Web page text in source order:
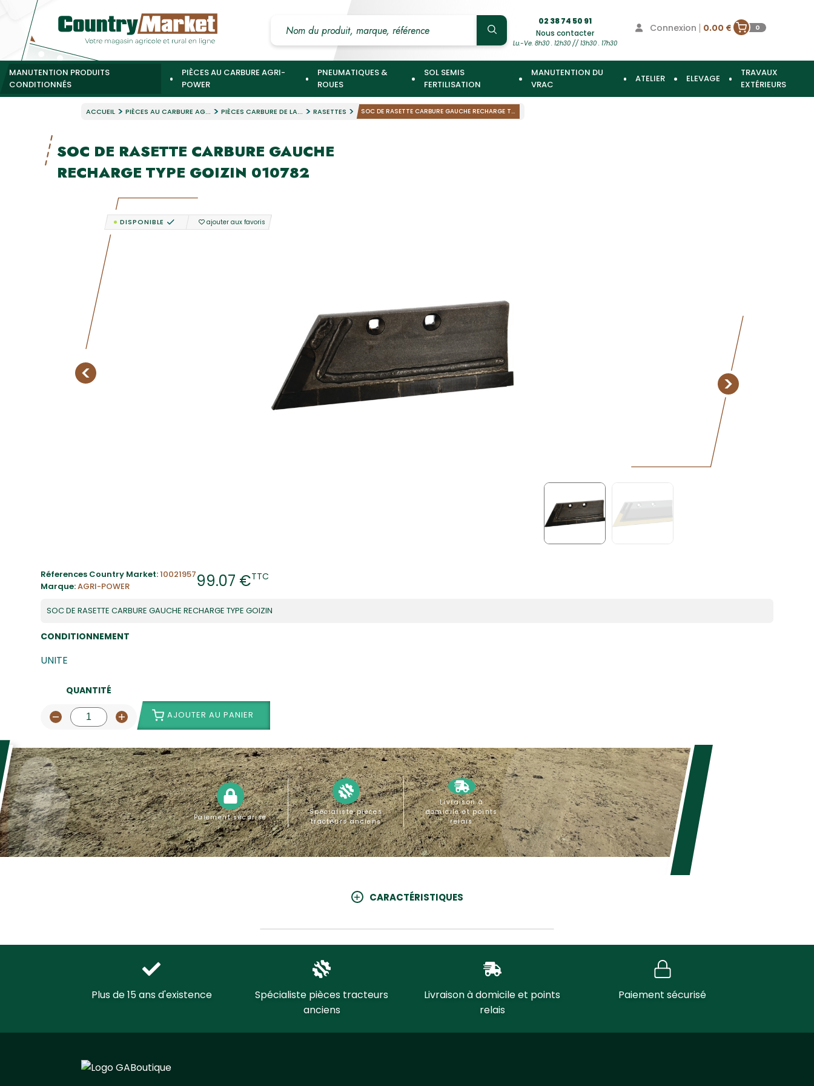
02 38 74 50 91
Nous contacter
Lu.-Ve. 8h30 . 12h30 // 13h30 . 17h30
Connexion | 0.00 € 0
MANUTENTION PRODUITS
CONDITIONNÉS
PIÈCES AU CARBURE AGRI-
POWER
PNEUMATIQUES &
ROUES
SOL SEMIS
FERTILISATION
MANUTENTION DU
VRAC
ATELIER ELEVAGE
TRAVAUX
EXTÉRIEURS
ACCUEIL PIÈCES AU CARBURE AG... PIÈCES CARBURE DE LA... RASETTES SOC DE RASETTE CARBURE GAUCHE RECHARGE T...
SOC DE RASETTE CARBURE GAUCHE
RECHARGE TYPE GOIZIN 010782
DISPONIBLE ajouter aux favoris
Réferences Country Market:10021957
Marque:AGRI-POWER 99.07 €TTC
SOC DE RASETTE CARBURE GAUCHE RECHARGE TYPE GOIZIN
CONDITIONNEMENT
UNITE
QUANTITÉ
AJOUTER AU PANIER
Paiement sécurisé
Spécialiste pièces
tracteurs anciens
Livraison à
domicile et points
relais
CARACTÉRISTIQUES
Plus de 15 ans d'existence
Spécialiste pièces tracteurs
anciens
Livraison à domicile et points
relais
Paiement sécurisé